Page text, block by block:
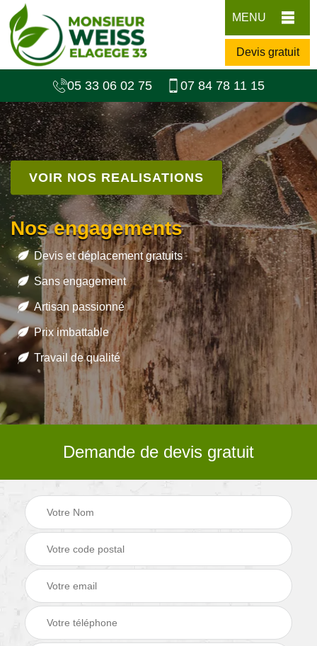
MENU
Devis gratuit
05 33 06 02 75 07 84 78 11 15
VOIR NOS REALISATIONS
Nos engagements
Devis et déplacement gratuits
Sans engagement
Artisan passionné
Prix imbattable
Travail de qualité
Demande de devis gratuit